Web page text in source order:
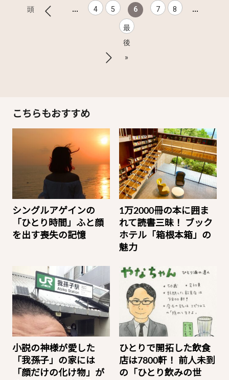
頭
... 4 5 6 7 8 ...
最
後
»
こちらもおすすめ
シングルアゲインの
「ひとり時間」ふと顔
を出す喪失の記憶
1万2000冊の本に囲ま
れて読書三昧！ ブック
ホテル「箱根本箱」の
魅力
小説の神様が愛した
「我孫子」の家には
「顔だけの化け物」が
ひとりで開拓した飲食
店は7800軒！ 前人未到
の「ひとり飲みの世